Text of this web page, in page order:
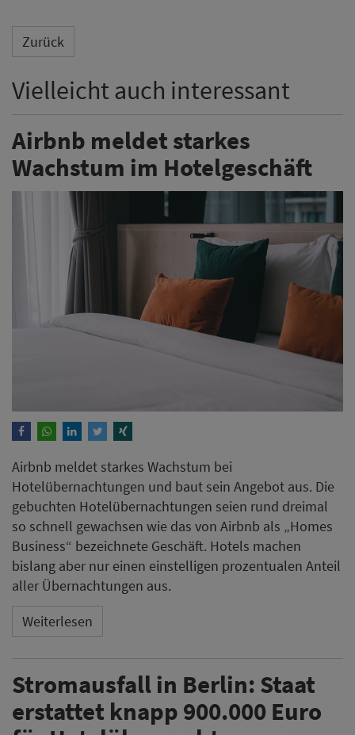
Zurück
Vielleicht auch interessant
Airbnb meldet starkes
Wachstum im Hotelgeschäft
Airbnb meldet starkes Wachstum bei
Hotelübernachtungen und baut sein Angebot aus. Die
gebuchten Hotelübernachtungen seien rund dreimal
so schnell gewachsen wie das von Airbnb als „Homes
Business“ bezeichnete Geschäft. Hotels machen
bislang aber nur einen einstelligen prozentualen Anteil
aller Übernachtungen aus.
Weiterlesen
Stromausfall in Berlin: Staat
erstattet knapp 900.000 Euro